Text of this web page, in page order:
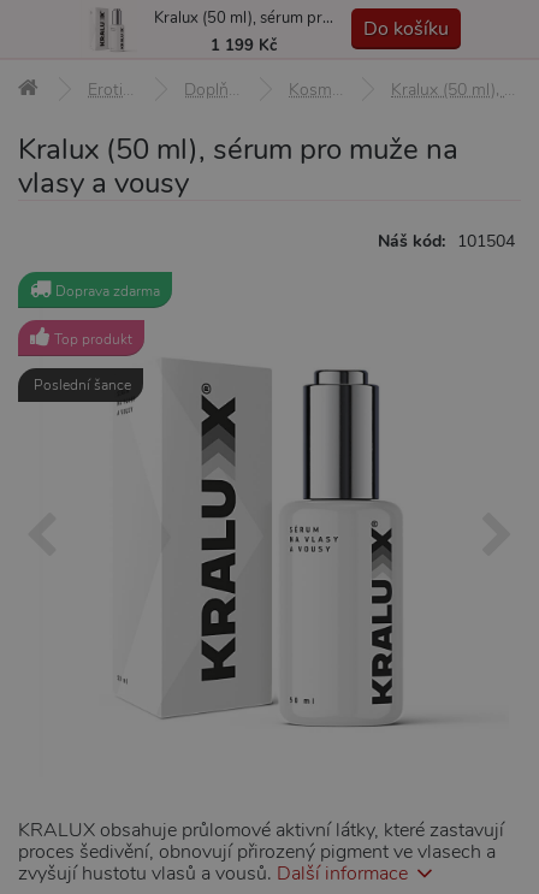
MENU
Erotické pomůcky Doplňky a afrodiziaka Kosmetika a hygiena Kralux (50 ml), sérum pro muže na vlasy a vousy
Kralux (50 ml), sérum pro muže na
vlasy a vousy
Náš kód: 101504
Doprava zdarma
Top produkt
Poslední šance
KRALUX obsahuje průlomové aktivní látky, které zastavují
proces šedivění, obnovují přirozený pigment ve vlasech a
zvyšují hustotu vlasů a vousů. Další informace
Kralux (50 ml), sérum pro muže na vlasy a vousy
1 199 Kč
Do košíku